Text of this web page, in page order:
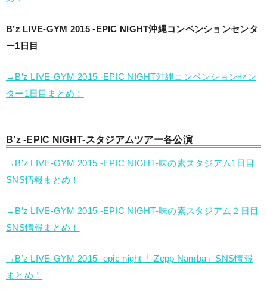
B’z LIVE-GYM 2015 -EPIC NIGHT沖縄コンベンションセンタ
ー1日目
→B’z LIVE-GYM 2015 -EPIC NIGHT沖縄コンベンションセン
ター1日目まとめ！
B’z -EPIC NIGHT-スタジアムツアー各公演
→B’z LIVE-GYM 2015 -EPIC NIGHT-味の素スタジアム1日目
SNS情報まとめ！
→B’z LIVE-GYM 2015 -EPIC NIGHT-味の素スタジアム２日目
SNS情報まとめ！
→B’z LIVE-GYM 2015 -epic night「-Zepp Namba」SNS情報
まとめ！